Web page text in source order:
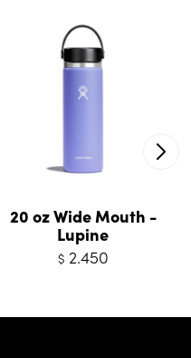
20 oz Wide Mouth -
Lupine
$ 2.450